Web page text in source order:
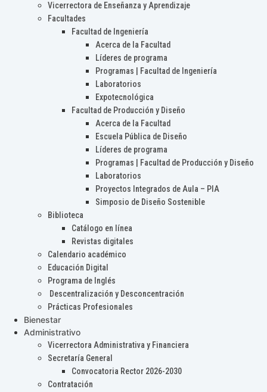
Vicerrectora de Enseñanza y Aprendizaje
Facultades
Facultad de Ingeniería
Acerca de la Facultad
Líderes de programa
Programas | Facultad de Ingeniería
Laboratorios
Expotecnológica
Facultad de Producción y Diseño
Acerca de la Facultad
Escuela Pública de Diseño
Líderes de programa
Programas | Facultad de Producción y Diseño
Laboratorios
Proyectos Integrados de Aula – PIA
Simposio de Diseño Sostenible
Biblioteca
Catálogo en línea
Revistas digitales
Calendario académico
Educación Digital
Programa de Inglés
Descentralización y Desconcentración
Prácticas Profesionales
Bienestar
Administrativo
Vicerrectora Administrativa y Financiera
Secretaría General
Convocatoria Rector 2026-2030
Contratación